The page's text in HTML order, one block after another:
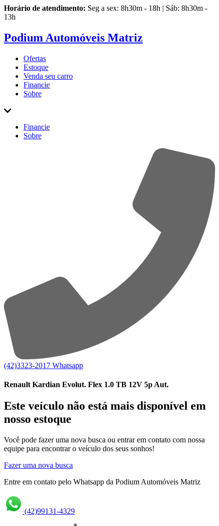
Horário de atendimento: Seg a sex: 8h30m - 18h | Sáb: 8h30m -
13h
Podium Automóveis Matriz
Ofertas
Estoque
Venda seu carro
Financie
Sobre
Financie
Sobre
(42)3323-2017 Whatsapp
Renault Kardian Evolut. Flex 1.0 TB 12V 5p Aut.
Este veículo não está mais disponível em
nosso estoque
Você pode fazer uma nova busca ou entrar em contato com nossa
equipe para encontrar o veículo dos seus sonhos!
Fazer uma nova busca
Entre em contato pelo Whatsapp da Podium Automóveis Matriz
(42)99131-4329